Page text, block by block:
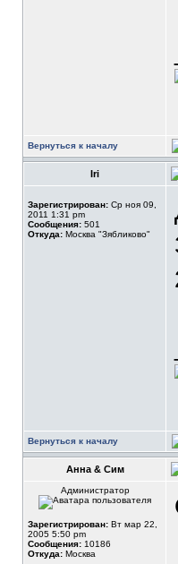
Вернуться к началу
Iri
Зарегистрирован: Ср ноя 09,
2011 1:31 pm
Сообщения: 501
Откуда: Москва "Зябликово"
Вернуться к началу
Анна & Сим
Администратор
Зарегистрирован: Вт мар 22,
2005 5:50 pm
Сообщения: 10186
Откуда: Москва